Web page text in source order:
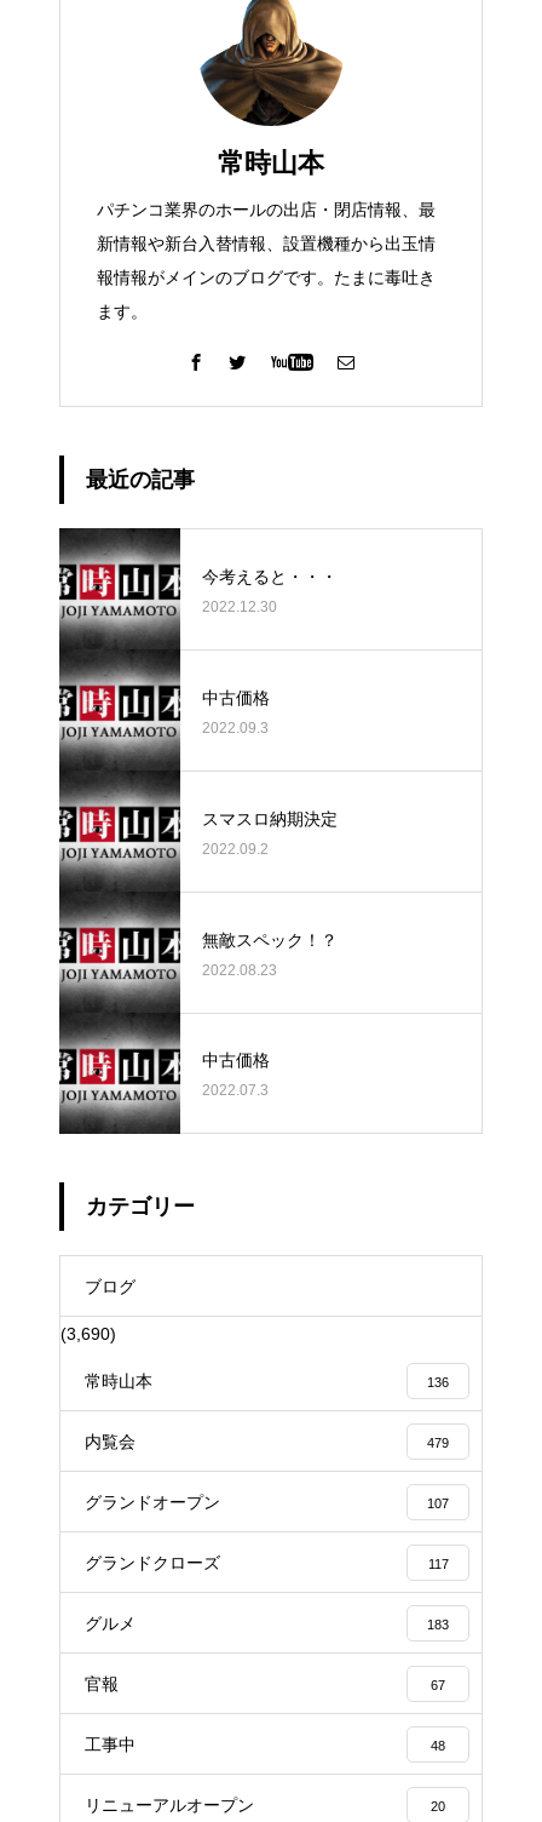
常時山本
パチンコ業界のホールの出店・閉店情報、最
新情報や新台入替情報、設置機種から出玉情
報情報がメインのブログです。たまに毒吐き
ます。
最近の記事
今考えると・・・
2022.12.30
中古価格
2022.09.3
スマスロ納期決定
2022.09.2
無敵スペック！？
2022.08.23
中古価格
2022.07.3
カテゴリー
ブログ
(3,690)
常時山本 136
内覧会 479
グランドオープン 107
グランドクローズ 117
グルメ 183
官報 67
工事中 48
リニューアルオープン 20